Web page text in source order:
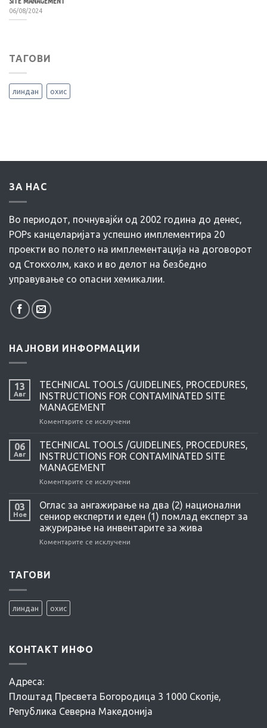
06/08/2024
ТАГОВИ
линдан охис
ЗА НАС
Во периодот, почнувајќи од 2002 година до денес,
POPs канцеларијата успешно имплементира 20
проекти во полето на имплементација на договорот
од Стокхолм, како и во делот на безбедно
управување со опасни хемикалии.
НАЈНОВИ ИНФОРМАЦИИ
13
Авг
TECHNICAL TOOLS /GUIDELINES, PROCEDURES,
INSTRUCTIONS FOR CONTAMINATED SITE
MANAGEMENT
Коментарите се исклучени
TOOLS
/GUIDELINES,
SITE
MANAGEMENT
06
Авг
TECHNICAL TOOLS /GUIDELINES, PROCEDURES,
INSTRUCTIONS FOR CONTAMINATED SITE
MANAGEMENT
Коментарите се исклучени
TOOLS
/GUIDELINES,
PROCEDURES,
INSTRUCTIONS
03
Ное
Оглас за ангажирање на два (2) национални
сениор експерти и еден (1) помлад експерт за
ажурирање на инвентарите за жива
Коментарите се исклучени
за
на
ТАГОВИ
линдан охис
КОНТАКТ ИНФО
Адреса:
Плоштад Пресвета Богородица 3 1000 Скопје,
Република Северна Македонија